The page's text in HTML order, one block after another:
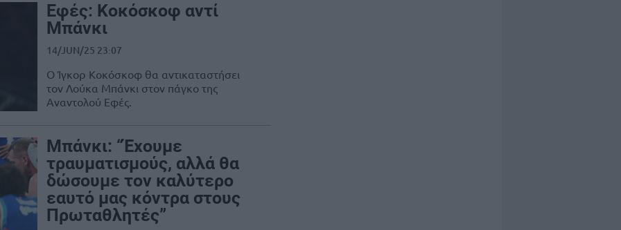
Εφές: Κοκόσκοφ αντί
Μπάνκι
14/JUN/25 23:07
Ο Ίγκορ Κοκόσκοφ θα αντικαταστήσει
τον Λούκα Μπάνκι στον πάγκο της
Αναντολού Εφές.
Μπάνκι: “Έχουμε
τραυματισμούς, αλλά θα
δώσουμε τον καλύτερο
εαυτό μας κόντρα στους
Πρωταθλητές”